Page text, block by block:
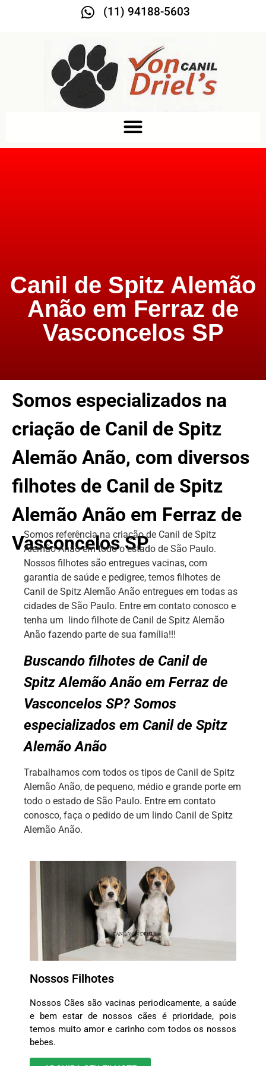
(11) 94188-5603
Canil de Spitz Alemão
Anão em Ferraz de
Vasconcelos SP
Somos especializados na
criação de Canil de Spitz
Alemão Anão, com diversos
filhotes de Canil de Spitz
Alemão Anão em Ferraz de
Vasconcelos SP
Somos referência na criação de Canil de Spitz
Alemão Anão em todo o estado de São Paulo.
Nossos filhotes são entregues vacinas, com
garantia de saúde e pedigree, temos filhotes de
Canil de Spitz Alemão Anão entregues em todas as
cidades de São Paulo. Entre em contato conosco e
tenha um lindo filhote de Canil de Spitz Alemão
Anão fazendo parte de sua família!!!
Buscando filhotes de Canil de
Spitz Alemão Anão em Ferraz de
Vasconcelos SP? Somos
especializados em Canil de Spitz
Alemão Anão
Trabalhamos com todos os tipos de Canil de Spitz
Alemão Anão, de pequeno, médio e grande porte em
todo o estado de São Paulo. Entre em contato
conosco, faça o pedido de um lindo Canil de Spitz
Alemão Anão.
Nossos Filhotes
Nossos Cães são vacinas periodicamente, a saúde
e bem estar de nossos cães é prioridade, pois
temos muito amor e carinho com todos os nossos
bebes.